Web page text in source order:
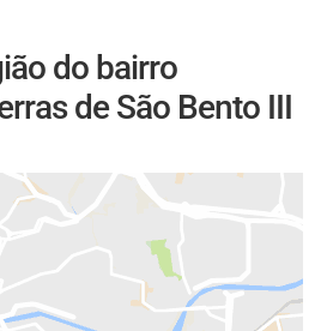
do bairro
de São Bento III